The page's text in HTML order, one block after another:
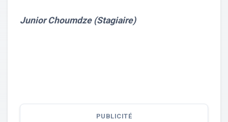
Junior Choumdze (Stagiaire)
PUBLICITÉ